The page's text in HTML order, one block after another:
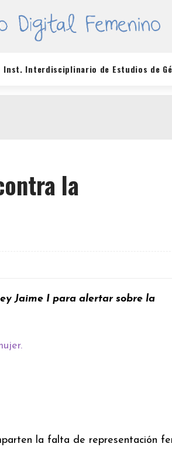
Inst. Interdisciplinario de Estudios de
la
Jaime I para alertar sobre la
la falta de representación